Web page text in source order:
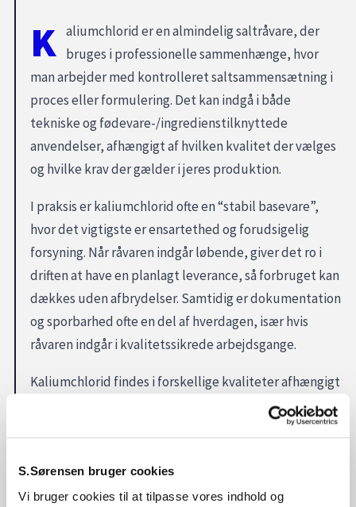
S.Sørensen bruger cookies
Vi bruger cookies til at tilpasse vores indhold og
K aliumchlorid er en almindelig saltråvare, der
bruges i professionelle sammenhænge, hvor
man arbejder med kontrolleret saltsammensætning i
proces eller formulering. Det kan indgå i både
tekniske og fødevare-/ingredienstilknyttede
anvendelser, afhængigt af hvilken kvalitet der vælges
og hvilke krav der gælder i jeres produktion.
I praksis er kaliumchlorid ofte en “stabil basevare”,
hvor det vigtigste er ensartethed og forudsigelig
forsyning. Når råvaren indgår løbende, giver det ro i
driften at have en planlagt leverance, så forbruget kan
dækkes uden afbrydelser. Samtidig er dokumentation
og sporbarhed ofte en del af hverdagen, især hvis
råvaren indgår i kvalitetssikrede arbejdsgange.
Kaliumchlorid findes i forskellige kvaliteter afhængigt
af anvendelse. Derfor giver det mening at tage
udgangspunkt i, hvor og hvordan I bruger det, så den
Skal I bruge kaliumchlorid?